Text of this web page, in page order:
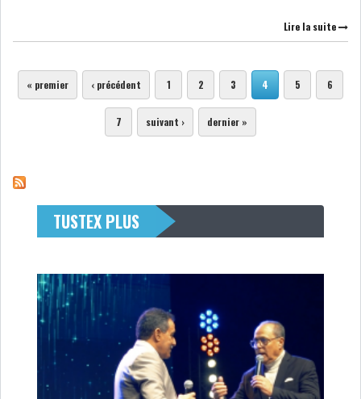
Lire la suite
Pages
« premier ‹ précédent 1 2 3 4 5 6
7 suivant › dernier »
TUSTEX PLUS